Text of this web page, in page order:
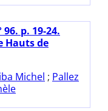
p. 19-24.
Hauts de
Michel ; Pallez